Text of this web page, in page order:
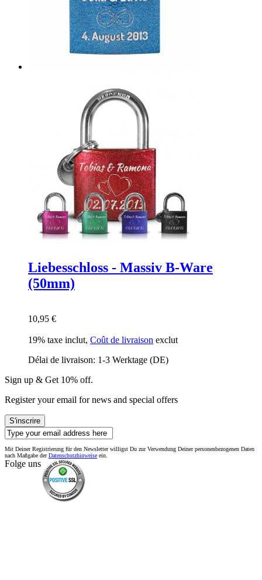
Liebesschloss - Massiv B-Ware
(50mm)
10,95 €
19% taxe inclut, Coût de livraison exclut
Délai de livraison: 1-3 Werktage (DE)
Sign up & Get 10% off.
Register your email for news and special offers
S'inscrire
Mit Deiner Registrierung für den Newsletter willigst Du zur Verwendung Deiner personenbezogenen Daten
nach Maßgabe derDatenschutzhinweise ein.
Folge uns